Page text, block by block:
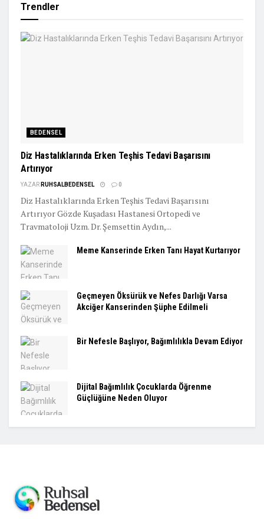
Trendler
BEDENSEL
Diz Hastalıklarında Erken Teşhis Tedavi Başarısını
Artırıyor
YAZAR RUHSALBEDENSEL 0
Diz Hastalıklarında Erken Teşhis Tedavi Başarısını
Artırıyor Gözde Kuşadası Hastanesi Ortopedi ve
Travmatoloji Uzm. Dr. Şemsettin Aydın,...
Meme Kanserinde Erken Tanı Hayat Kurtarıyor
Geçmeyen Öksürük ve Nefes Darlığı Varsa
Akciğer Kanserinden Şüphe Edilmeli
Bir Nefesle Başlıyor, Bağımlılıkla Devam Ediyor
Dijital Bağımlılık Çocuklarda Öğrenme
Güçlüğüne Neden Oluyor